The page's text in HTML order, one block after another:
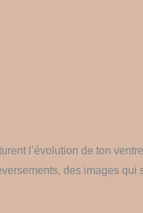
l’évolution de ton
des images